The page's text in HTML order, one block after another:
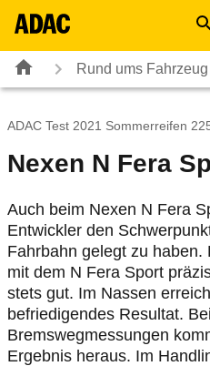
Rund ums Fahrzeug
ADAC Test 2021 Sommerreifen
Nexen N Fera
Auch beim Nexen N Fera
Entwickler den
Fahrbahn gelegt zu haben.
mit dem N Fera Sport
stets gut. Im Nassen
befriedigendes Resultat.
Bremswegmessungen
Ergebnis heraus. Im